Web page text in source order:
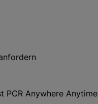
PCR Anywhere Anytime